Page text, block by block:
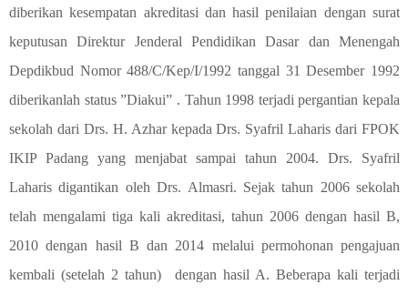
diberikan kesempatan akreditasi dan hasil penilaian dengan surat
keputusan Direktur Jenderal Pendidikan Dasar dan Menengah
Depdikbud Nomor 488/C/Kep/I/1992 tanggal 31 Desember 1992
diberikanlah status ”Diakui” . Tahun 1998 terjadi pergantian kepala
sekolah dari Drs. H. Azhar kepada Drs. Syafril Laharis dari FPOK
IKIP Padang yang menjabat sampai tahun 2004. Drs. Syafril
Laharis digantikan oleh Drs. Almasri. Sejak tahun 2006 sekolah
telah mengalami tiga kali akreditasi, tahun 2006 dengan hasil B,
2010 dengan hasil B dan 2014 melalui permohonan pengajuan
kembali (setelah 2 tahun)
dengan hasil A. Beberapa kali terjadi